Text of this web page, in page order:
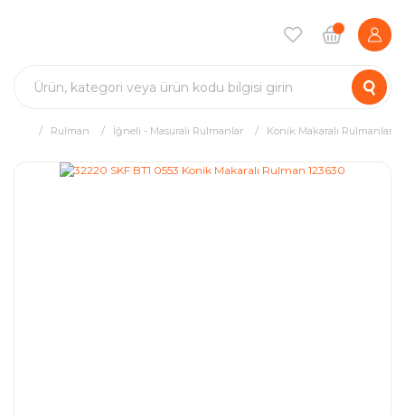
Rulman İğneli - Masuralı Rulmanlar Konik Makaralı Rulmanlar